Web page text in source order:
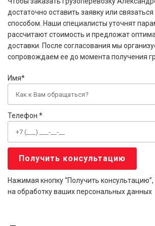
достаточно оставить заявку или
способом. Наши специалисты уточнят
рассчитают стоимость и предложат
доставки. После согласования мы
сопровождаем ее до момента получения
Имя*
Телефон *
Нажимая кнопку “Получить
на обработку ваших персональных данных